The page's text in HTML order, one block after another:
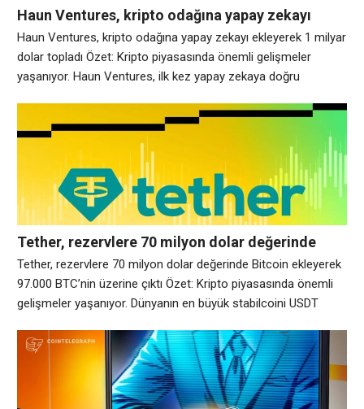
Haun Ventures, kripto odağına yapay zekayı
ekleyerek 1 milyar dolar topladı
Haun Ventures, kripto odağına yapay zekayı ekleyerek 1 milyar
dolar topladı Özet: Kripto piyasasında önemli gelişmeler
yaşanıyor. Haun Ventures, ilk kez yapay zekaya doğru
desteklemek için 1 milyar dolar topladı. Fonlar üç alana
odaklanacak: kripto finansal altyapısı, tokenizasyon ve yapay
zeka aracıları. Firmanın kurucusu Katie Haun bu alanları
Tether, rezervlere 70 milyon dolar değerinde
Bitcoin ekleyerek 97.000 BTC’nin üzerine çıktı
Tether, rezervlere 70 milyon dolar değerinde Bitcoin ekleyerek
97.000 BTC’nin üzerine çıktı Özet: Kripto piyasasında önemli
gelişmeler yaşanıyor. Dünyanın en büyük stabilcoini USDT
milyon dolar değerinde bitcoin (BTC$75.085,66) daha
ekleyerek stabilcoin işine bağlı istikrarlı birikim stratejisini
genişletti. Arkham Intelligence’ın blockchain verileri, 951
BTC’nin Çarşamba günü Bitfinex’ten “Tether: BTC